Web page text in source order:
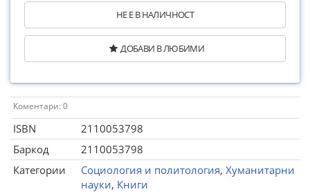
НЕ Е В НАЛИЧНОСТ
ДОБАВИ В ЛЮБИМИ
Коментари: 0
ISBN
2110053798
Баркод
2110053798
Категории
Социология и политология, Хуманитарни
науки, Книги